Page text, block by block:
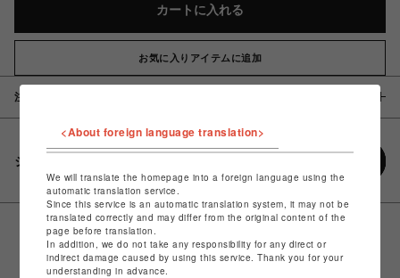
カートに入れる
お気に入りアイテムに追加
注意事項
シェアする
<About foreign language translation>
We will translate the homepage into a foreign language using the
automatic translation service.
Since this service is an automatic translation system, it may not be
translated correctly and may differ from the original content of the
page before translation.
In addition, we do not take any responsibility for any direct or
indirect damage caused by using this service. Thank you for your
understanding in advance.